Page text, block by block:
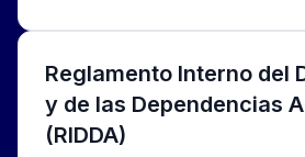
Reglamento Interno del
y de las Dependencias
(RIDDA)